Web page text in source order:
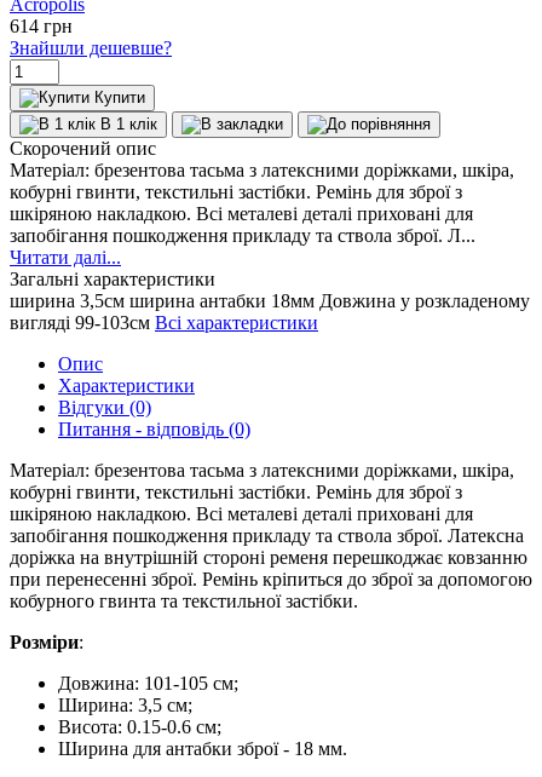
614 грн
Знайшли дешевше?
Купити
В 1 клік
Скорочений опис
Матеріал: брезентова тасьма з латексними доріжками, шкіра,
кобурні гвинти, текстильні застібки. Ремінь для зброї з
шкіряною накладкою. Всі металеві деталі приховані для
запобігання пошкодження прикладу та ствола зброї. Л...
Читати далі...
Загальні характеристики
ширина 3,5см ширина антабки 18мм Довжина у розкладеному
вигляді 99-103см Всі характеристики
Опис
Характеристики
Відгуки (0)
Питання - відповідь (0)
Матеріал: брезентова тасьма з латексними доріжками, шкіра,
кобурні гвинти, текстильні застібки. Ремінь для зброї з
шкіряною накладкою. Всі металеві деталі приховані для
запобігання пошкодження прикладу та ствола зброї. Латексна
доріжка на внутрішній стороні ременя перешкоджає ковзанню
при перенесенні зброї. Ремінь кріпиться до зброї за допомогою
кобурного гвинта та текстильної застібки.
Розміри:
Довжина: 101-105 см;
Ширина: 3,5 см;
Висота: 0.15-0.6 см;
Ширина для антабки зброї - 18 мм.